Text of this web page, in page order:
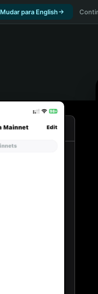
Mudar para English